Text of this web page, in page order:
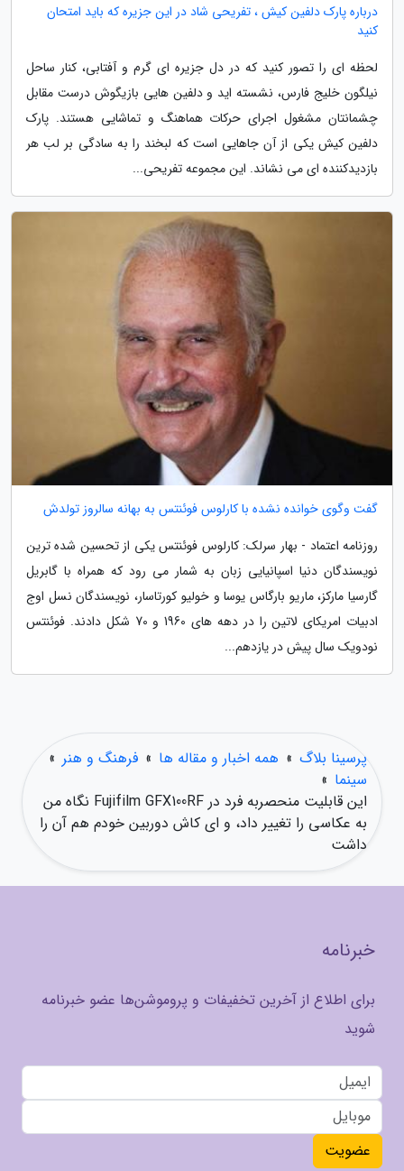
درباره پارک دلفین کیش ، تفریحی شاد در این جزیره که باید امتحان
کنید
لحظه ای را تصور کنید که در دل جزیره ای گرم و آفتابی، کنار ساحل
نیلگون خلیج فارس، نشسته اید و دلفین هایی بازیگوش درست مقابل
چشمانتان مشغول اجرای حرکات هماهنگ و تماشایی هستند. پارک
دلفین کیش یکی از آن جاهایی است که لبخند را به سادگی بر لب هر
بازدیدکننده ای می نشاند. این مجموعه تفریحی...
گفت وگوی خوانده نشده با کارلوس فوئنتس به بهانه سالروز تولدش
روزنامه اعتماد - بهار سرلک: کارلوس فوئنتس یکی از تحسین شده ترین
نویسندگان دنیا اسپانیایی زبان به شمار می رود که همراه با گابریل
گارسیا مارکز، ماریو بارگاس یوسا و خولیو کورتاسار، نویسندگان نسل اوج
ادبیات امریکای لاتین را در دهه های 1960 و 70 شکل دادند. فوئنتس
نودویک سال پیش در یازدهم...
پرسینا بلاگ » همه اخبار و مقاله ها » فرهنگ و هنر »
سینما »
این قابلیت منحصربه فرد در Fujifilm GFX100RF نگاه من
به عکاسی را تغییر داد، و ای کاش دوربین خودم هم آن را
داشت
خبرنامه
برای اطلاع از آخرین تخفیفات و پروموشن‌ها عضو خبرنامه
شوید
عضویت